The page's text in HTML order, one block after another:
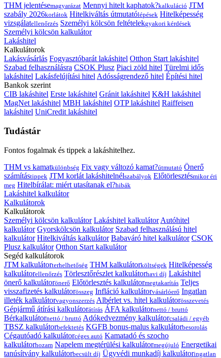
THM jelentésemagyarázat Mennyi hitelt kaphatok?kalkuláció JTM
szabály 2026korlátok Hitelkiváltás útmutatólépések Hitelképesség
vizsgálatellenőrzés Személyi kölcsön feltételekgyakori kérdések
Személyi kölcsön kalkulátor
Lakáshitel
Kalkulátorok
Lakásvásárlás Fogyasztóbarát lakáshitel Otthon Start lakáshitel
Szabad felhasználásra CSOK Plusz Piaci zöld hitel Türelmi idős
lakáshitel Lakásfelújítási hitelAdósságrendező hitel Építési hitel
Bankok szerint
CIB lakáshitel Erste lakáshitel Gránit lakáshitel K&H lakáshitel
MagNet lakáshitel MBH lakáshitel OTP lakáshitel Raiffeisen
lakáshitel UniCredit lakáshitel
Tudástár
Fontos fogalmak és tippek a lakáshitelhez.
THM vs kamatkülönbség Fix vagy változó kamat?útmutató Önerő
számítástippek JTM korlát lakáshitelnélszabályok Előtörlesztésmikor éri
meg Hitelbírálat: miért utasítanak el?hibák
Lakáshitel kalkulátor
Kalkulátorok
Kalkulátorok
Személyi kölcsön kalkulátor Lakáshitel kalkulátor Autóhitel
kalkulátor Gyorskölcsön kalkulátor Szabad felhasználású hitel
kalkulátor Hitelkiváltás kalkulátor Babaváró hitel kalkulátor CSOK
Plusz kalkulátor Otthon Start kalkulátor
Segéd kalkulátorok
JTM kalkulátorterhelhetőség THM kalkulátorköltségek Hitelképesség
kalkulátorellenőrzés Törlesztőrészlet kalkulátorhavi díj Lakáshitel
önerő kalkulátorönerő Előtörlesztés kalkulátormegtakarítás Teljes
visszafizetés kalkulátorösszeg Infláció kalkulátorvásárlóerő Ingatlan
illeték kalkulátorvagyonszerzés Albérlet vs. hitel kalkulátorösszevetés
Gépjármű átírási kalkulátorátírás ÁFA kalkulátornettó / bruttó
Bérkalkulátornettó / bruttó Adókedvezmény kalkulátorcsaládi / egyéb
TBSZ kalkulátorbefektetés KGFB bonus-malus kalkulátorbesorolás
Cégautóadó kalkulátorcéges autó Kamatadó és szocho
kalkulátorhozam Napelem megtérülési kalkulátormegújuló Energetikai
tanúsítvány kalkulátorbecsült díj Ügyvédi munkadíj kalkulátoringatlan